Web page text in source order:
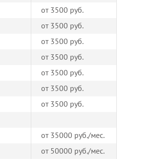
от 3500 руб.
от 3500 руб.
от 3500 руб.
от 3500 руб.
от 3500 руб.
от 3500 руб.
от 3500 руб.
от 35000 руб./мес.
от 50000 руб./мес.